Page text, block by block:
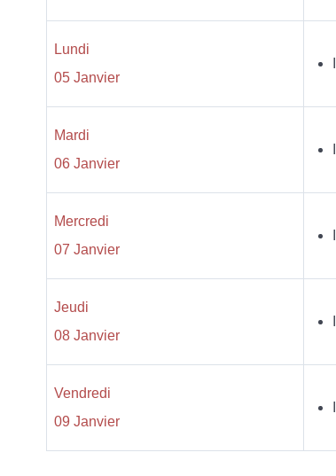
Lundi
05 Janvier
Mardi
06 Janvier
Mercredi
07 Janvier
Jeudi
08 Janvier
Vendredi
09 Janvier